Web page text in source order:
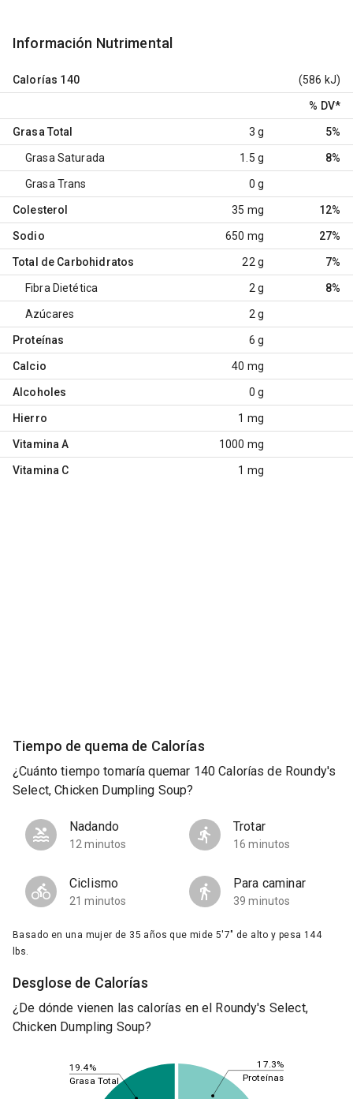
Información Nutrimental
Calorías 140 (586 kJ)
% DV*
Grasa Total 3 g 5%
Grasa Saturada 1.5 g 8%
Grasa Trans 0 g
Colesterol 35 mg 12%
Sodio 650 mg 27%
Total de Carbohidratos 22 g 7%
Fibra Dietética 2 g 8%
Azúcares 2 g
Proteínas 6 g
Calcio 40 mg
Alcoholes 0 g
Hierro 1 mg
Vitamina A 1000 mg
Vitamina C 1 mg
Tiempo de quema de Calorías
¿Cuánto tiempo tomaría quemar 140 Calorías de Roundy's
Select, Chicken Dumpling Soup?
Nadando
12 minutos
Trotar
16 minutos
Ciclismo
21 minutos
Para caminar
39 minutos
Basado en una mujer de 35 años que mide 5'7" de alto y pesa 144
lbs.
Desglose de Calorías
¿De dónde vienen las calorías en el Roundy's Select,
Chicken Dumpling Soup?
17.3%
19.4%
Proteínas
Grasa Total